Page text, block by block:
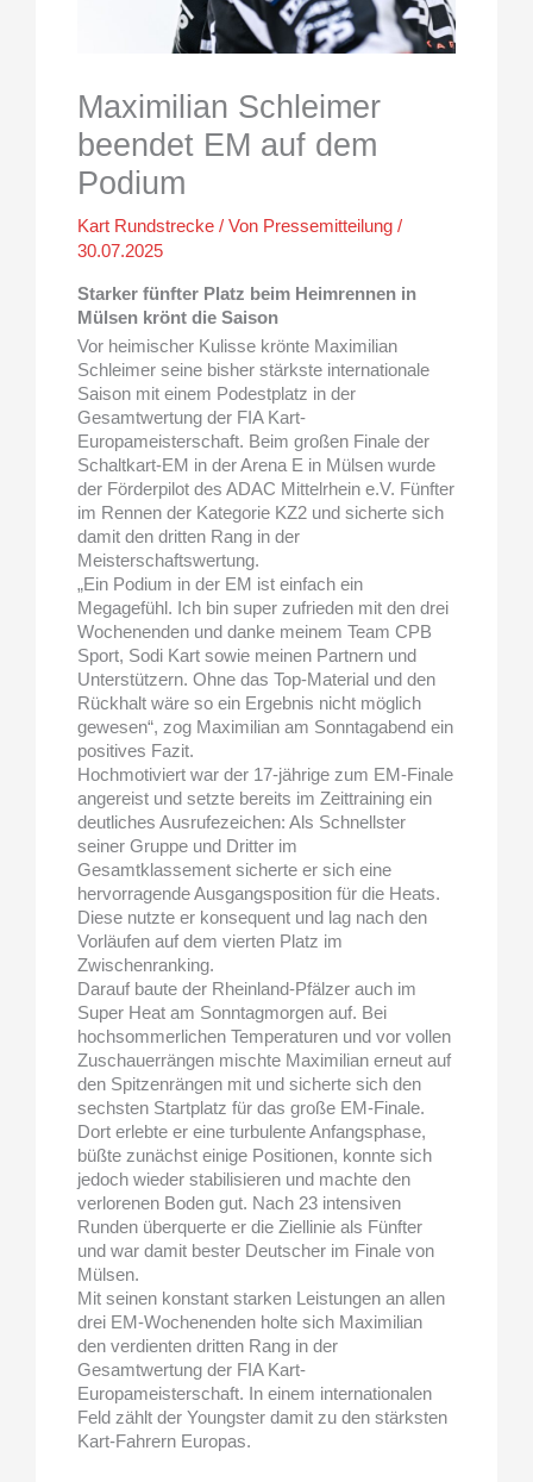
Maximilian Schleimer
beendet EM auf dem
Podium
Kart Rundstrecke / Von Pressemitteilung/
30.07.2025
Starker fünfter Platz beim Heimrennen in
Mülsen krönt die Saison
Vor heimischer Kulisse krönte Maximilian
Schleimer seine bisher stärkste internationale
Saison mit einem Podestplatz in der
Gesamtwertung der FIA Kart-
Europameisterschaft. Beim großen Finale der
Schaltkart-EM in der Arena E in Mülsen wurde
der Förderpilot des ADAC Mittelrhein e.V. Fünfter
im Rennen der Kategorie KZ2 und sicherte sich
damit den dritten Rang in der
Meisterschaftswertung.
„Ein Podium in der EM ist einfach ein
Megagefühl. Ich bin super zufrieden mit den drei
Wochenenden und danke meinem Team CPB
Sport, Sodi Kart sowie meinen Partnern und
Unterstützern. Ohne das Top-Material und den
Rückhalt wäre so ein Ergebnis nicht möglich
gewesen“, zog Maximilian am Sonntagabend ein
positives Fazit.
Hochmotiviert war der 17-jährige zum EM-Finale
angereist und setzte bereits im Zeittraining ein
deutliches Ausrufezeichen: Als Schnellster
seiner Gruppe und Dritter im
Gesamtklassement sicherte er sich eine
hervorragende Ausgangsposition für die Heats.
Diese nutzte er konsequent und lag nach den
Vorläufen auf dem vierten Platz im
Zwischenranking.
Darauf baute der Rheinland-Pfälzer auch im
Super Heat am Sonntagmorgen auf. Bei
hochsommerlichen Temperaturen und vor vollen
Zuschauerrängen mischte Maximilian erneut auf
den Spitzenrängen mit und sicherte sich den
sechsten Startplatz für das große EM-Finale.
Dort erlebte er eine turbulente Anfangsphase,
büßte zunächst einige Positionen, konnte sich
jedoch wieder stabilisieren und machte den
verlorenen Boden gut. Nach 23 intensiven
Runden überquerte er die Ziellinie als Fünfter
und war damit bester Deutscher im Finale von
Mülsen.
Mit seinen konstant starken Leistungen an allen
drei EM-Wochenenden holte sich Maximilian
den verdienten dritten Rang in der
Gesamtwertung der FIA Kart-
Europameisterschaft. In einem internationalen
Feld zählt der Youngster damit zu den stärksten
Kart-Fahrern Europas.